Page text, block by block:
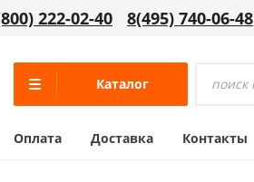
222-02-40 8(495) 740-06-48
Каталог
Оплата Доставка Контакты